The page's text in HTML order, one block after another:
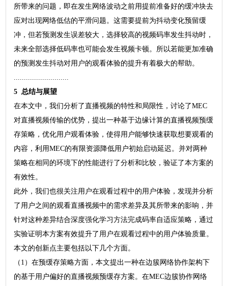
所带来的问题，即在发生网络波动之前用提前准备好的缓冲块去
应对出现网络低估的平滑问题。这需要提前为抖动变化预留缓
冲，但若预测发生误差较大，选择较高的视频码率发生抖动时，
未来全部选择低码率也可能会发生视频卡顿。所以若能更加准确
的预测发生抖动对用户的观看体验的提升有着极大的帮助。
5 总结与展望
在本文中，我们分析了直播视频的特性和局限性，讨论了MEC
对直播视频传输的优势，提出一种基于边缘计算的直播视频预缓
存策略，优化用户观看体验，使得用户能够快速获取想要观看的
内容，利用MEC的有限资源降低用户初始启动延迟。并对两种
策略在相同的环境下的性能进行了分析和比较，验证了本方案的
有效性。
此外，我们也很关注用户在观看过程中的用户体验，发现并分析
了用户之间的观看直播视频中的需求差异及其所带来的影响，并
针对这种差异结合深度强化学习方法完成码率自适应策略，通过
实验证明本方案有效提升了用户在观看过程中的用户体验质量。
本文的创新点主要包括以下几个方面。
（1）在预缓存策略方面，本文提出一种在边簇网络协作架构下
的基于用户偏好的直播视频预缓存方案。在MEC边簇协作网络